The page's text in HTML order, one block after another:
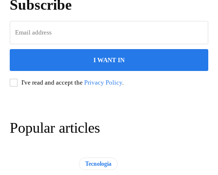
Subscribe
I WANT IN
I've read and accept the Privacy Policy.
Popular articles
Tecnologia